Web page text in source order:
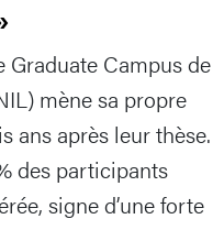
Graduate Campus de
mène sa propre
ans après leur thèse.
des participants
signe d’une forte